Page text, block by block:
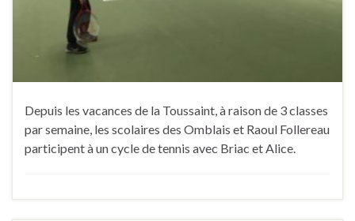
Depuis les vacances de la Toussaint, à raison de 3 classes
par semaine, les scolaires des Omblais et Raoul Follereau
participent à un cycle de tennis avec Briac et Alice.